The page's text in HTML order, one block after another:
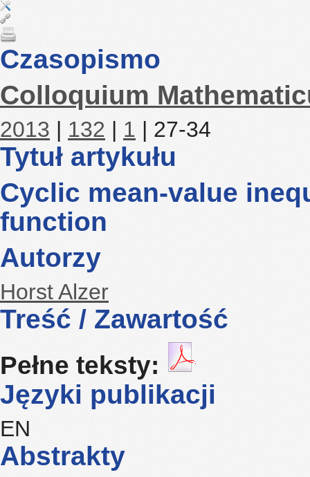
Czasopismo
Colloquium
2013 | 132 | 1 | 27-34
Tytuł artykułu
Cyclic mean-value
function
Autorzy
Horst Alzer
Treść / Zawartość
Pełne teksty:
Języki publikacji
EN
Abstrakty